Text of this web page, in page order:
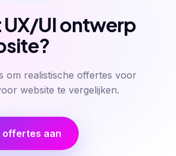
UI ontwerp
om realistische offertes voor
website te vergelijken.
aan